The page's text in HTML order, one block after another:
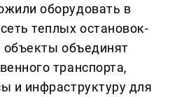
оборудовать в
теплых остановок-
объекты объединят
транспорта,
и инфраструктуру для